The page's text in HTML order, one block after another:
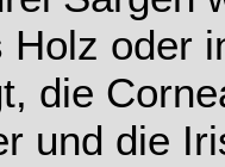
Holz oder
die
und die